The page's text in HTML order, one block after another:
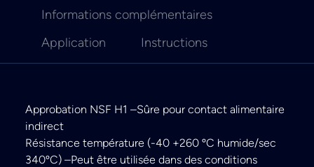
Informations complémentaires
Application
Instructions
Approbation NSF H1 –Sûre pour contact alimentaire
indirect
Résistance température (-40 +260 ºC humide/sec
340ºC) –Peut être utilisée dans des conditions